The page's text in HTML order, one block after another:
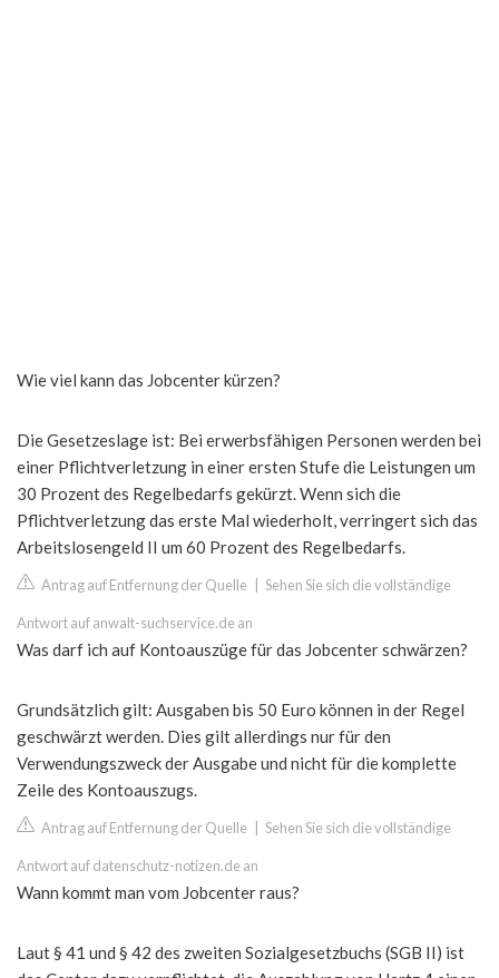
Wie viel kann das Jobcenter kürzen?
Die Gesetzeslage ist: Bei erwerbsfähigen Personen werden bei
einer Pflichtverletzung in einer ersten Stufe die Leistungen um
30 Prozent des Regelbedarfs gekürzt. Wenn sich die
Pflichtverletzung das erste Mal wiederholt, verringert sich das
Arbeitslosengeld II um 60 Prozent des Regelbedarfs.
Antrag auf Entfernung der Quelle Sehen Sie sich die vollständige
Antwort auf anwalt-suchservice.de an
Was darf ich auf Kontoauszüge für das Jobcenter schwärzen?
Grundsätzlich gilt: Ausgaben bis 50 Euro können in der Regel
geschwärzt werden. Dies gilt allerdings nur für den
Verwendungszweck der Ausgabe und nicht für die komplette
Zeile des Kontoauszugs.
Antrag auf Entfernung der Quelle Sehen Sie sich die vollständige
Antwort auf datenschutz-notizen.de an
Wann kommt man vom Jobcenter raus?
Laut § 41 und § 42 des zweiten Sozialgesetzbuchs (SGB II) ist